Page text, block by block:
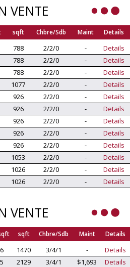
VENTE
sqft Chbre/Sdb Maint Details
788 2/2/0 -
Details
788 2/2/0 -
Details
788 2/2/0 -
Details
1077 2/2/0 -
Details
926 2/2/0 -
Details
926 2/2/0 -
Details
926 2/2/0 -
Details
926 2/2/0 -
Details
926 2/2/0 -
Details
1053 2/2/0 -
Details
1026 2/2/0 -
Details
1026 2/2/0 - Details
VENTE
sqft Chbre/Sdb Maint Details
1470 3/4/1 -
Details
2129 3/4/1 $1,693
Details